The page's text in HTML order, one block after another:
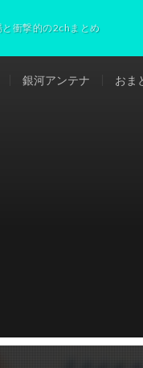
と衝撃的の2chまとめ
銀河アンテナ おま